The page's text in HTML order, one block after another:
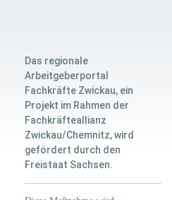
Das regionale
Arbeitgeberportal
Fachkräfte Zwickau, ein
Projekt im Rahmen der
Fachkräfteallianz
Zwickau/Chemnitz, wird
gefördert durch den
Freistaat Sachsen.